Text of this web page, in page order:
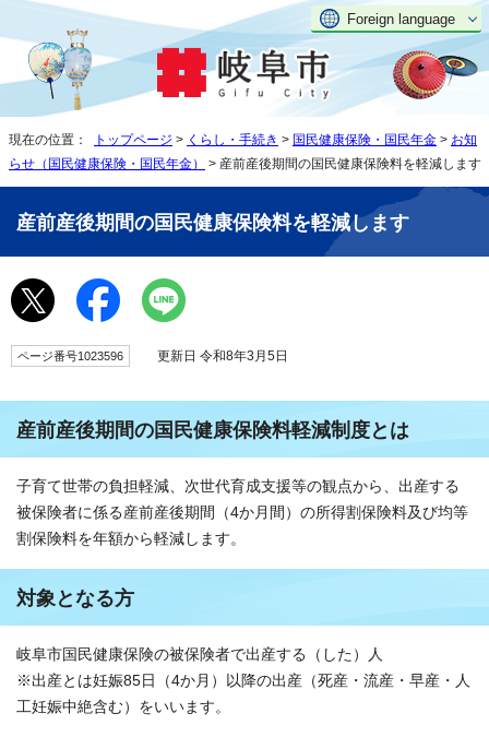
Foreign language
現在の位置： トップページ > くらし・手続き > 国民健康保険・国民年金 > お知
らせ（国民健康保険・国民年金）
> 産前産後期間の国民健康保険料を軽減します
産前産後期間の国民健康保険料を軽減します
ページ番号1023596 更新日 令和8年3月5日
産前産後期間の国民健康保険料軽減制度とは
子育て世帯の負担軽減、次世代育成支援等の観点から、出産する
被保険者に係る産前産後期間（4か月間）の所得割保険料及び均等
割保険料を年額から軽減します。
対象となる方
岐阜市国民健康保険の被保険者で出産する（した）人
※出産とは妊娠85日（4か月）以降の出産（死産・流産・早産・人
工妊娠中絶含む）をいいます。